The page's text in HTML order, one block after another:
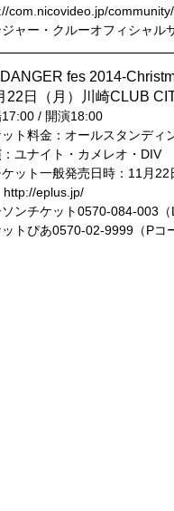
com.nicovideo.jp/
ャー・クルーオフィシャ
fes 2014-
22日（月）川崎CLUB
17:00 / 開演18:00
ト料金：オールスタンディ
ユナイト・カメレオ・DIV
ット一般発売日時：11月22
eplus.jp/
ソンチケット0570-084-003（
トぴあ0570-02-9999（Pコ